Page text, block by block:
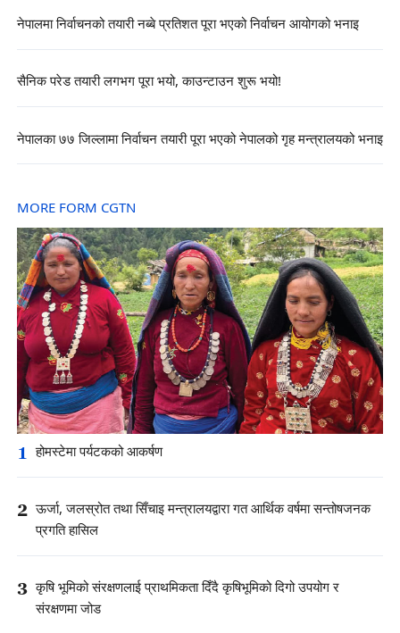
नेपालमा निर्वाचनको तयारी नब्बे प्रतिशत पूरा भएको निर्वाचन आयोगको भनाइ
सैनिक परेड तयारी लगभग पूरा भयो, काउन्टाउन शुरू भयो!
नेपालका ७७ जिल्लामा निर्वाचन तयारी पूरा भएको नेपालको गृह मन्त्रालयको भनाइ
MORE FORM CGTN
1 होमस्टेमा पर्यटकको आकर्षण
2 ऊर्जा, जलस्रोत तथा सिँचाइ मन्त्रालयद्वारा गत आर्थिक वर्षमा सन्तोषजनक
प्रगति हासिल
3 कृषि भूमिको संरक्षणलाई प्राथमिकता दिँदै कृषिभूमिको दिगो उपयोग र
संरक्षणमा जोड